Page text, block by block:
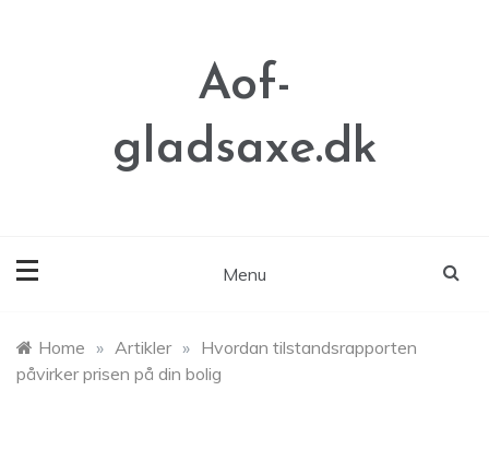
Aof-
gladsaxe.dk
Menu
Home » Artikler » Hvordan tilstandsrapporten
påvirker prisen på din bolig